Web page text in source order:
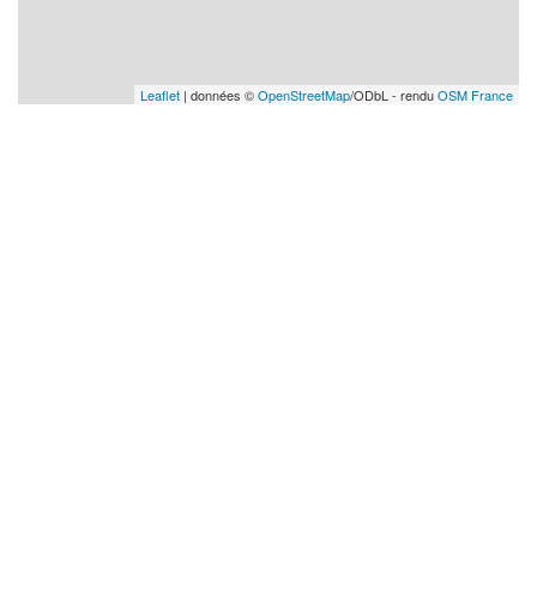
Leaflet | données ©OpenStreetMap/ODbL - renduOSM France